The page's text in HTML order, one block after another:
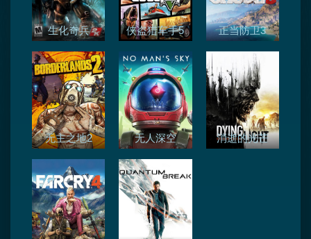
生化奇兵 侠盗猎车手5 正当防卫3
无主之地2 无人深空 消逝的光芒